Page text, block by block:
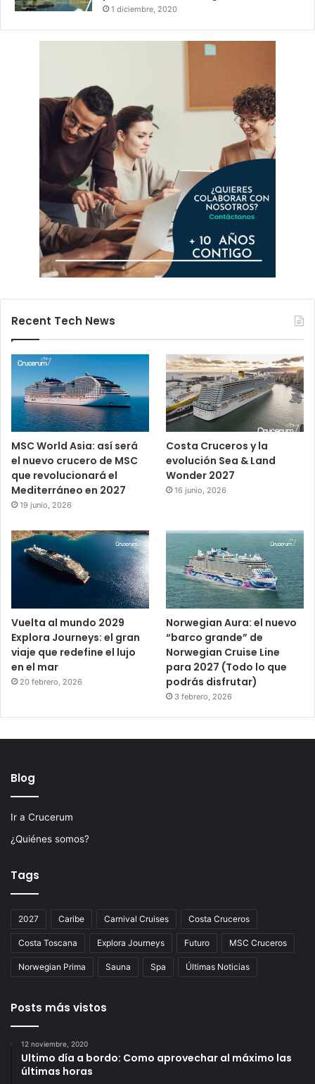
1 diciembre, 2020
Recent Tech News
MSC World Asia: así será
el nuevo crucero de MSC
que revolucionará el
Mediterráneo en 2027
19 junio, 2026
Costa Cruceros y la
evolución Sea & Land
Wonder 2027
16 junio, 2026
Vuelta al mundo 2029
Explora Journeys: el gran
viaje que redefine el lujo
en el mar
20 febrero, 2026
Norwegian Aura: el nuevo
“barco grande” de
Norwegian Cruise Line
para 2027 (Todo lo que
podrás disfrutar)
3 febrero, 2026
Blog
Ir a Crucerum
¿Quiénes somos?
Tags
2027 Caribe Carnival Cruises Costa Cruceros
Costa Toscana Explora Journeys Futuro MSC Cruceros
Norwegian Prima Sauna Spa Últimas Noticias
Posts más vistos
12 noviembre, 2020
Ultimo día a bordo: Como aprovechar al máximo las
últimas horas